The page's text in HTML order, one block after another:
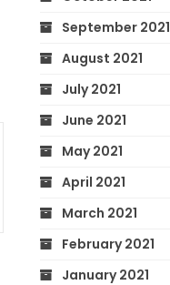
September 2021
August 2021
July 2021
June 2021
May 2021
April 2021
March 2021
February 2021
January 2021